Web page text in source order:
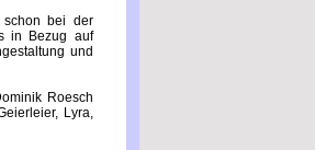
schon bei der
in Bezug auf
und
Roesch
Lyra,